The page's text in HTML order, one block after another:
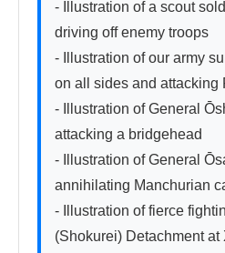
- Illustration of a scout
driving off enemy troops
- Illustration of our army
on all sides and attacking
- Illustration of General
attacking a bridgehead
- Illustration of General
annihilating Manchurian
- Illustration of fierce
(Shokurei) Detachment at